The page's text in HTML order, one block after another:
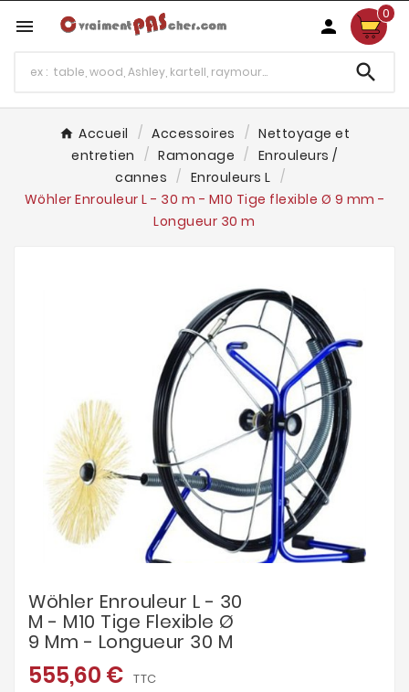
 
0

Accueil Accessoires
Nettoyage et
entretien
Ramonage
Enrouleurs /
cannes
Enrouleurs L
Wöhler Enrouleur L - 30 m - M10 Tige flexible Ø 9 mm -
Longueur 30 m
Wöhler Enrouleur L - 30
M - M10 Tige Flexible Ø
9 Mm - Longueur 30 M
555,60 € TTC